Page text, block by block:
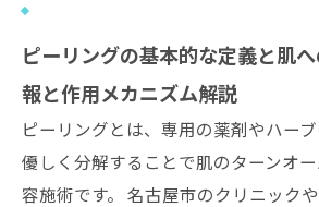
ピーリング施術のトラブル対処
サロン概要
関連エリア
対応地域
ピーリングの基本的な定義と肌
報と作用メカニズム解説
ピーリングとは、専用の薬剤やハー
優しく分解することで肌のターンオ
容施術です。 名古屋市のクリニック